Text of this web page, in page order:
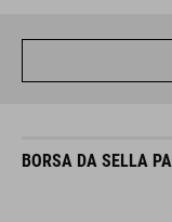
BORSA DA SELLA